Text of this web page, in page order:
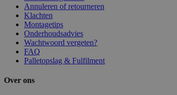
Annuleren of retourneren
Klachten
Montagetips
Onderhoudsadvies
Wachtwoord vergeten?
FAQ
Palletopslag & Fulfilment
Over ons